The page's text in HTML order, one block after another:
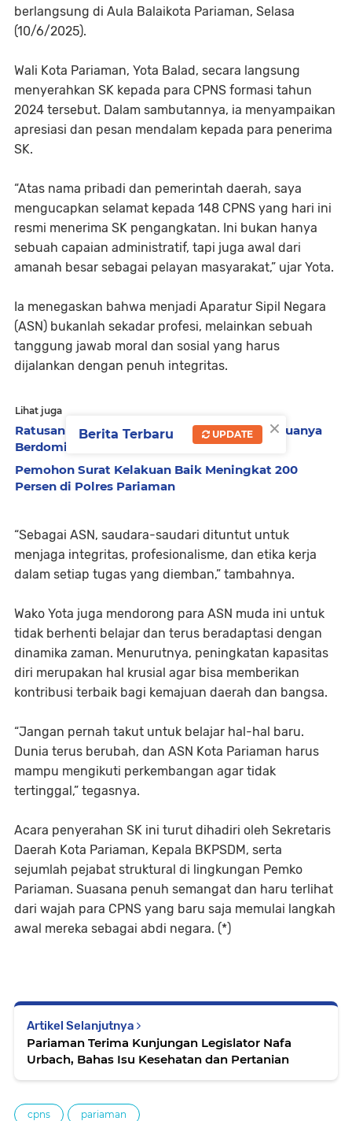
berlangsung di Aula Balaikota Pariaman, Selasa
(10/6/2025).
Wali Kota Pariaman, Yota Balad, secara langsung
menyerahkan SK kepada para CPNS formasi tahun
2024 tersebut. Dalam sambutannya, ia menyampaikan
apresiasi dan pesan mendalam kepada para penerima
SK.
“Atas nama pribadi dan pemerintah daerah, saya
mengucapkan selamat kepada 148 CPNS yang hari ini
resmi menerima SK pengangkatan. Ini bukan hanya
sebuah capaian administratif, tapi juga awal dari
amanah besar sebagai pelayan masyarakat,” ujar Yota.
Ia menegaskan bahwa menjadi Aparatur Sipil Negara
(ASN) bukanlah sekadar profesi, melainkan sebuah
tanggung jawab moral dan sosial yang harus
dijalankan dengan penuh integritas.
Lihat juga
Ratusan CPNS Terima SK, Genius Minta Semuanya
Berdomisili di Pariaman
Pemohon Surat Kelakuan Baik Meningkat 200
Persen di Polres Pariaman
“Sebagai ASN, saudara-saudari dituntut untuk
menjaga integritas, profesionalisme, dan etika kerja
dalam setiap tugas yang diemban,” tambahnya.
Wako Yota juga mendorong para ASN muda ini untuk
tidak berhenti belajar dan terus beradaptasi dengan
dinamika zaman. Menurutnya, peningkatan kapasitas
diri merupakan hal krusial agar bisa memberikan
kontribusi terbaik bagi kemajuan daerah dan bangsa.
“Jangan pernah takut untuk belajar hal-hal baru.
Dunia terus berubah, dan ASN Kota Pariaman harus
mampu mengikuti perkembangan agar tidak
tertinggal,” tegasnya.
Acara penyerahan SK ini turut dihadiri oleh Sekretaris
Daerah Kota Pariaman, Kepala BKPSDM, serta
sejumlah pejabat struktural di lingkungan Pemko
Pariaman. Suasana penuh semangat dan haru terlihat
dari wajah para CPNS yang baru saja memulai langkah
awal mereka sebagai abdi negara. (*)
Artikel Selanjutnya
Pariaman Terima Kunjungan Legislator Nafa
Urbach, Bahas Isu Kesehatan dan Pertanian
cpns pariaman
×
Berita Terbaru UPDATE